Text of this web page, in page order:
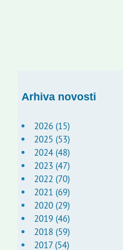
Arhiva novosti
2026 (15)
2025 (53)
2024 (48)
2023 (47)
2022 (70)
2021 (69)
2020 (29)
2019 (46)
2018 (59)
2017 (54)